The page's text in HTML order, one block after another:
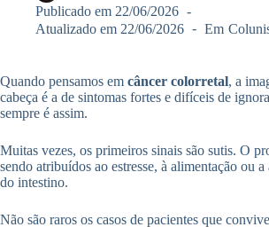
Publicado em 22/06/2026
Atualizado em 22/06/2026 Em
Quando pensamos em câncer colorretal, a
cabeça é a de sintomas fortes e difíceis de
sempre é assim.
Muitas vezes, os primeiros sinais são sutis. O
sendo atribuídos ao estresse, à alimentação ou a
do intestino.
Não são raros os casos de pacientes que